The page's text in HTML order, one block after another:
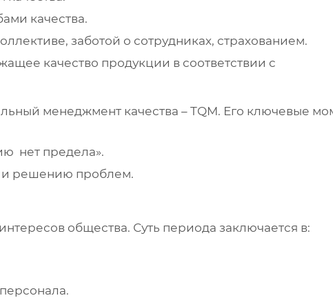
качества.
заботой о сотрудниках, страхованием.
качество продукции в соответствии с
менеджмент качества – TQM. Его ключевые
нет предела».
и решению проблем.
общества. Суть периода заключается в: